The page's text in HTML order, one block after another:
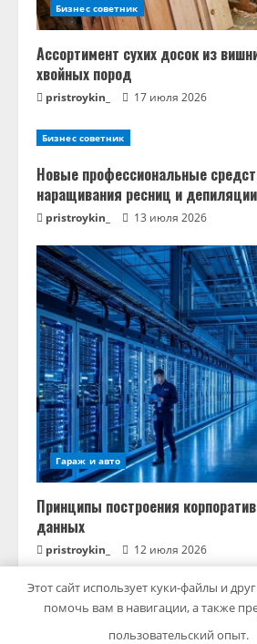
Бизнес советник
Ассортимент сухих досок из
хвойных пород
pristroykin_ 17 июля 2026
Бизнес советник
Новые профессиональные
наращивания ресниц и депиляции
pristroykin_ 13 июля 2026
Гараж и авто
Принципы построения
данных
pristroykin_ 12 июля 2026
Copyright © Все права
Этот сайт использует куки-файлы и
помочь вам в навигации, а также
пользовательский опыт.